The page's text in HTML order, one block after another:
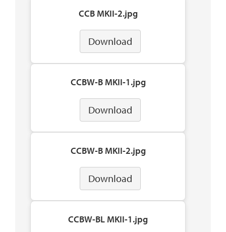
CCB MKII-2.jpg
Download
CCBW-B MKII-1.jpg
Download
CCBW-B MKII-2.jpg
Download
CCBW-BL MKII-1.jpg